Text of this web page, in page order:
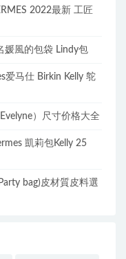
2022最新 工匠
媛風的包袋 Lindy包
爱马仕 Birkin Kelly 鸵
）尺寸价格大全
凱莉包Kelly 25
bag)皮材質皮料選